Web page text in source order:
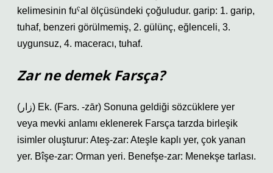
kelimesinin fuˁal ölçüsündeki çoğuludur. garip: 1. garip,
tuhaf, benzeri görülmemiş, 2. gülünç, eğlenceli, 3.
uygunsuz, 4. maceracı, tuhaf.
Zar ne demek Farsça?
(ﺯﺍﺭ) Ek. (Fars. -zār) Sonuna geldiği sözcüklere yer
veya mevki anlamı eklenerek Farsça tarzda birleşik
isimler oluşturur: Ateş-zar: Ateşle kaplı yer, çok yanan
yer. Bîşe-zar: Orman yeri. Benefşe-zar: Menekşe tarlası.